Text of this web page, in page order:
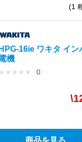
(1
HPG-16ie ワキタ イ
機
★ ★ ★ ★ ★ 0
商品を見る